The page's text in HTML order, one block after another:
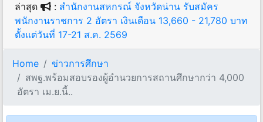
ล่าสุด : สำนักงานสหกรณ์ จังหวัดน่าน รับสมัคร
พนักงานราชการ 2 อัตรา เงินเดือน 13,660 - 21,780 บาท
ตั้งแต่วันที่ 17-21 ส.ค. 2569
Home
ข่าวการศึกษา
สพฐ.พร้อมสอบรองผู้อำนวยการสถานศึกษากว่า 4,000
อัตรา เม.ย.นี้..